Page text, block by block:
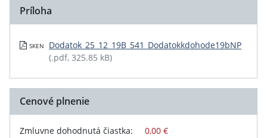
Príloha
SKEN
Dodatok_25_12_19B_541_Dodatokkdohode19bNP
(.pdf, 325.85 kB)
Cenové plnenie
Zmluvne dohodnutá čiastka: 0,00 €